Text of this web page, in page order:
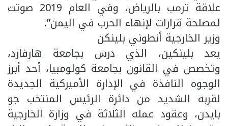
علاقة ترمب بالرياض، وفي العام 2019 صوتت
لمصلحة قرارات لإنهاء الحرب في اليمن”.
وزير الخارجية أنطوني بلينكن
يعد بلينكين، الذي درس بجامعة هارفارد،
وتخصص في القانون بجامعة كولومبيا، أحد أبرز
الوجوه النافذة في الإدارة الأميركية الجديدة
لقربه الشديد من دائرة الرئيس المنتخب جو
بايدن، وعقود عمله الثلاثة في وزارة الخارجية